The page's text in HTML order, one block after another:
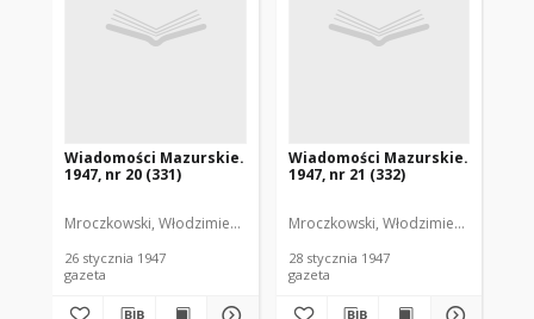
Wiadomości Mazurskie.
1947, nr 20 (331)
Mroczkowski, Włodzimierz. Red.
26 stycznia 1947
gazeta
Wiadomości Mazurskie.
1947, nr 21 (332)
Mroczkowski, Włodzimierz. Red.
28 stycznia 1947
gazeta